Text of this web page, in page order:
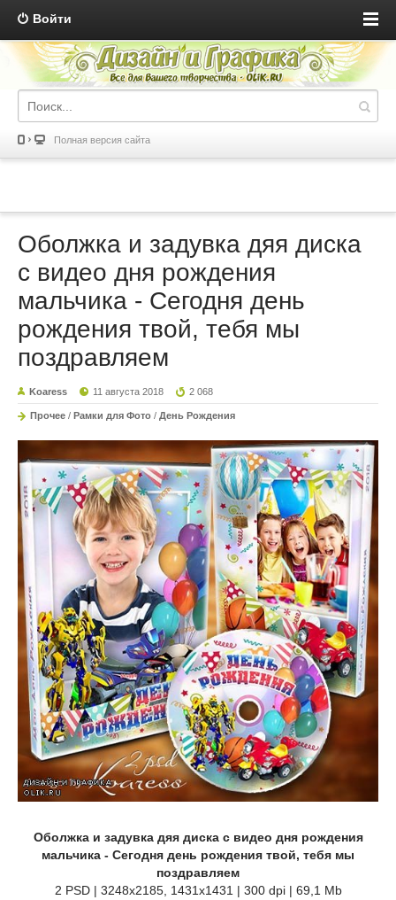
Войти
Полная версия сайта
Оболжка и задувка дяя диска
с видео дня рождения
мальчика - Сегодня день
рождения твой, тебя мы
поздравляем
Koaress 11 августа 2018 2 068
Прочее / Рамки для Фото / День Рождения
Оболжка и задувка дяя диска с видео дня рождения
мальчика - Сегодня день рождения твой, тебя мы
поздравляем
2 PSD | 3248x2185, 1431x1431 | 300 dpi | 69,1 Mb